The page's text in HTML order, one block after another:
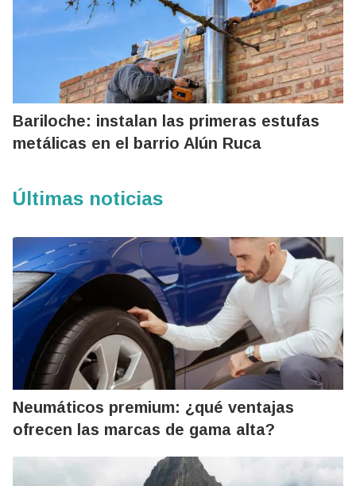
Bariloche: instalan las primeras estufas
metálicas en el barrio Alún Ruca
Últimas noticias
Neumáticos premium: ¿qué ventajas
ofrecen las marcas de gama alta?